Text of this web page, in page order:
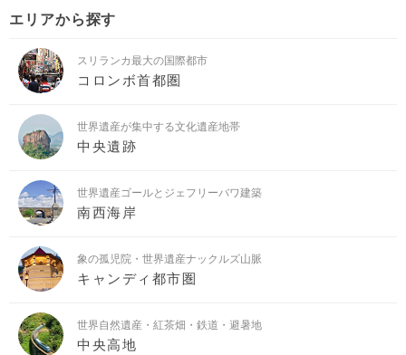
エリアから探す
スリランカ最大の国際都市
コロンボ首都圏
世界遺産が集中する文化遺産地帯
中央遺跡
世界遺産ゴールとジェフリーバワ建築
南西海岸
象の孤児院・世界遺産ナックルズ山脈
キャンディ都市圏
世界自然遺産・紅茶畑・鉄道・避暑地
中央高地